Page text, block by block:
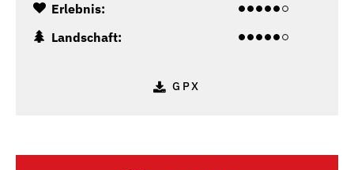
Erlebnis:
Landschaft:
GPX